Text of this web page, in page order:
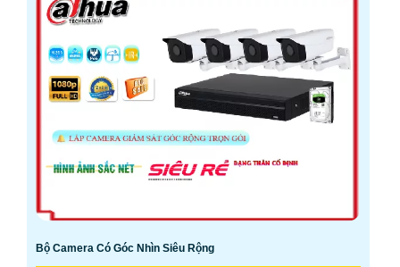
Bộ Camera Có Góc Nhìn Siêu Rộng